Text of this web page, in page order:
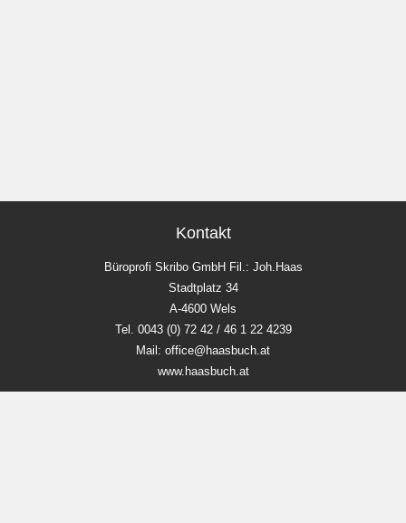
Kontakt
Büroprofi Skribo GmbH Fil.: Joh.Haas
Stadtplatz 34
A-4600 Wels
Tel. 0043 (0) 72 42 / 46 1 22 4239
Mail: office@haasbuch.at
www.haasbuch.at